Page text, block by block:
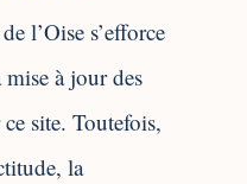
l’Oise s’efforce
mise à jour des
site. Toutefois,
la